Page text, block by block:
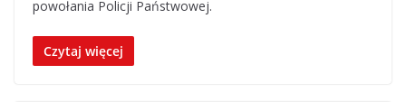
powołania Policji Państwowej.
Czytaj więcej